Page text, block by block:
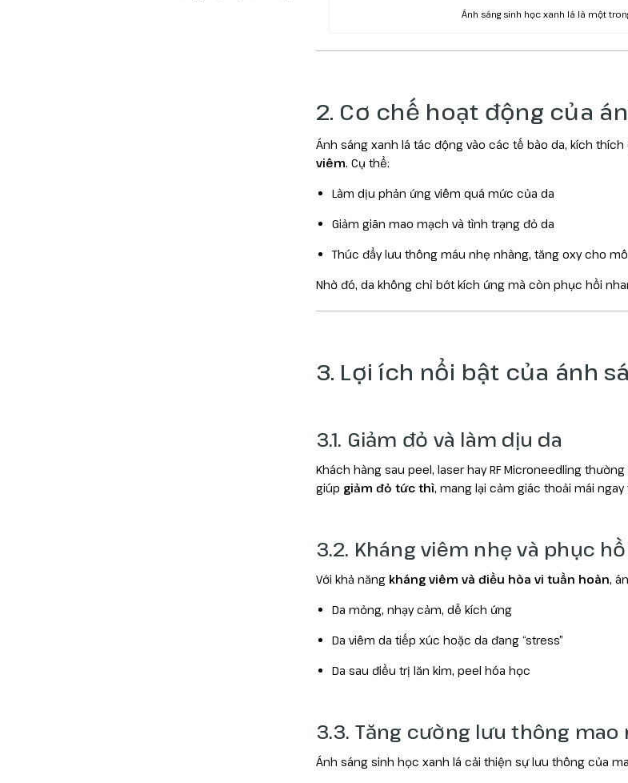
Ánh sáng sinh học xanh lá là một
2. Cơ chế hoạt động của
Ánh sáng xanh lá tác động vào các tế bào da, kích thích
viêm. Cụ thể:
Làm dịu phản ứng viêm quá mức của da
Giảm giãn mao mạch và tình trạng đỏ da
Thúc đẩy lưu thông máu nhẹ nhàng, tăng oxy cho
Nhờ đó, da không chỉ bớt kích ứng mà còn phục hồi
3. Lợi ích nổi bật của ánh
3.1. Giảm đỏ và làm dịu da
Khách hàng sau peel, laser hay RF Microneedling
giúp giảm đỏ tức thì, mang lại cảm giác thoải mái
3.2. Kháng viêm nhẹ và phục
Với khả năng kháng viêm và điều hòa vi tuần hoàn,
Da mỏng, nhạy cảm, dễ kích ứng
Da viêm da tiếp xúc hoặc da đang “stress”
Da sau điều trị lăn kim, peel hóa học
3.3. Tăng cường lưu thông mao
Ánh sáng sinh học xanh lá cải thiện sự lưu thông của